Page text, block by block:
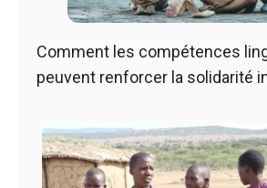
Comment les compétences
peuvent renforcer la solidarité